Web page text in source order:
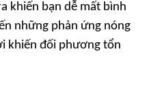
khiến bạn dễ mất bình
những phản ứng nóng
khiến đối phương tổn